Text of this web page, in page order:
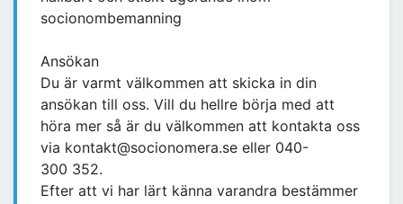
socionombemanning
Ansökan
Du är varmt välkommen att skicka in din
ansökan till oss. Vill du hellre börja med att
höra mer så är du välkommen att kontakta oss
via kontakt@socionomera.se eller 040-
300 352.
Efter att vi har lärt känna varandra bestämmer